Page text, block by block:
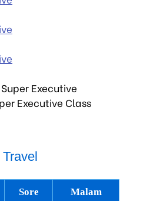
Travel
Sore Malam